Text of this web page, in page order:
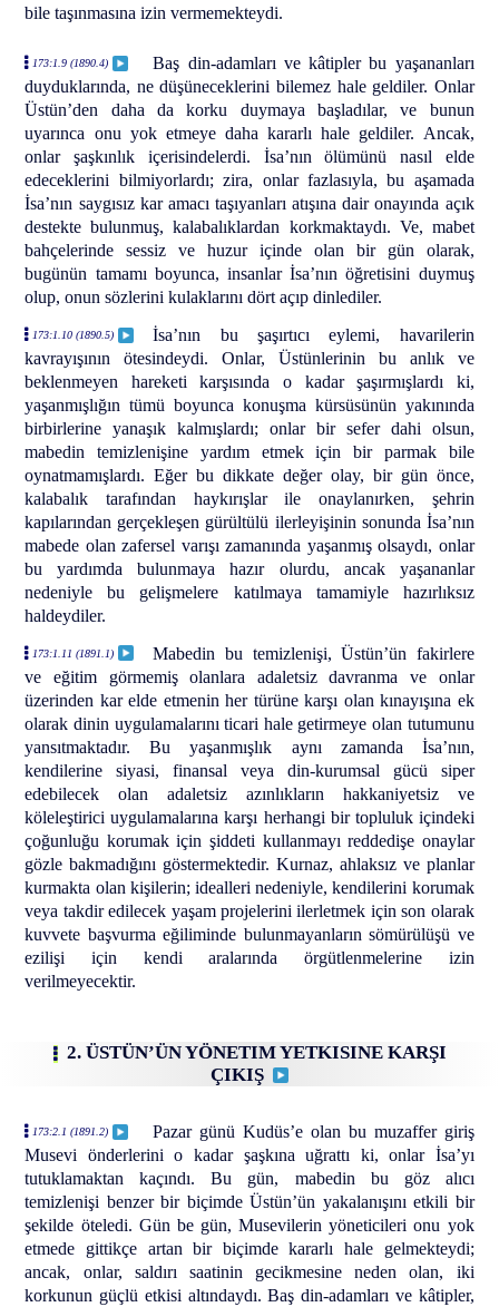
bile taşınmasına izin vermemekteydi.
173:1.9 (1890.4)
Baş din-adamları ve kâtipler bu yaşananları
duyduklarında, ne düşüneceklerini bilemez hale geldiler. Onlar
Üstün’den daha da korku duymaya başladılar, ve bunun
uyarınca onu yok etmeye daha kararlı hale geldiler. Ancak,
onlar şaşkınlık içerisindelerdi. İsa’nın ölümünü nasıl elde
edeceklerini bilmiyorlardı; zira, onlar fazlasıyla, bu aşamada
İsa’nın saygısız kar amacı taşıyanları atışına dair onayında açık
destekte bulunmuş, kalabalıklardan korkmaktaydı. Ve, mabet
bahçelerinde sessiz ve huzur içinde olan bir gün olarak,
bugünün tamamı boyunca, insanlar İsa’nın öğretisini duymuş
olup, onun sözlerini kulaklarını dört açıp dinlediler.
173:1.10 (1890.5)
İsa’nın bu şaşırtıcı eylemi, havarilerin
kavrayışının ötesindeydi. Onlar, Üstünlerinin bu anlık ve
beklenmeyen hareketi karşısında o kadar şaşırmışlardı ki,
yaşanmışlığın tümü boyunca konuşma kürsüsünün yakınında
birbirlerine yanaşık kalmışlardı; onlar bir sefer dahi olsun,
mabedin temizlenişine yardım etmek için bir parmak bile
oynatmamışlardı. Eğer bu dikkate değer olay, bir gün önce,
kalabalık tarafından haykırışlar ile onaylanırken, şehrin
kapılarından gerçekleşen gürültülü ilerleyişinin sonunda İsa’nın
mabede olan zafersel varışı zamanında yaşanmış olsaydı, onlar
bu yardımda bulunmaya hazır olurdu, ancak yaşananlar
nedeniyle bu gelişmelere katılmaya tamamiyle hazırlıksız
haldeydiler.
173:1.11 (1891.1)
Mabedin bu temizlenişi, Üstün’ün fakirlere
ve eğitim görmemiş olanlara adaletsiz davranma ve onlar
üzerinden kar elde etmenin her türüne karşı olan kınayışına ek
olarak dinin uygulamalarını ticari hale getirmeye olan tutumunu
yansıtmaktadır. Bu yaşanmışlık aynı zamanda İsa’nın,
kendilerine siyasi, finansal veya din-kurumsal gücü siper
edebilecek olan adaletsiz azınlıkların hakkaniyetsiz ve
köleleştirici uygulamalarına karşı herhangi bir topluluk içindeki
çoğunluğu korumak için şiddeti kullanmayı reddedişe onaylar
gözle bakmadığını göstermektedir. Kurnaz, ahlaksız ve planlar
kurmakta olan kişilerin; idealleri nedeniyle, kendilerini korumak
veya takdir edilecek yaşam projelerini ilerletmek için son olarak
kuvvete başvurma eğiliminde bulunmayanların sömürülüşü ve
ezilişi için kendi aralarında örgütlenmelerine izin
verilmeyecektir.
2. ÜSTÜN’ÜN YÖNETIM YETKISINE KARŞI
ÇIKIŞ
173:2.1 (1891.2)
Pazar günü Kudüs’e olan bu muzaffer giriş
Musevi önderlerini o kadar şaşkına uğrattı ki, onlar İsa’yı
tutuklamaktan kaçındı. Bu gün, mabedin bu göz alıcı
temizlenişi benzer bir biçimde Üstün’ün yakalanışını etkili bir
şekilde öteledi. Gün be gün, Musevilerin yöneticileri onu yok
etmede gittikçe artan bir biçimde kararlı hale gelmekteydi;
ancak, onlar, saldırı saatinin gecikmesine neden olan, iki
korkunun güçlü etkisi altındaydı. Baş din-adamları ve kâtipler,